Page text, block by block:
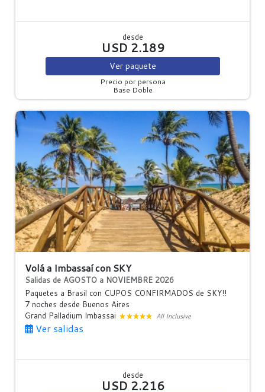
desde
USD 2.189
Ver paquete
Precio por persona
Base Doble
Volá a Imbassaí con SKY
Salidas de AGOSTO a NOVIEMBRE 2026
Paquetes a Brasil con CUPOS CONFIRMADOS de SKY!!
7 noches desde Buenos Aires
Grand Palladium Imbassai
All Inclusive
Ver salidas
desde
USD 2.216